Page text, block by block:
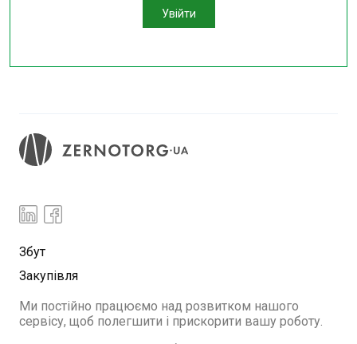
Увійти
Збут
Закупівля
Ми постійно працюємо над розвитком нашого
сервісу, щоб полегшити і прискорити вашу роботу.